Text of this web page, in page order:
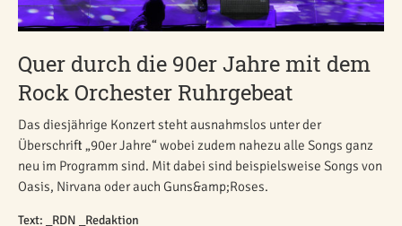
Quer durch die 90er Jahre mit dem
Rock Orchester Ruhrgebeat
Das diesjährige Konzert steht ausnahmslos unter der
Überschrift „90er Jahre“ wobei zudem nahezu alle Songs ganz
neu im Programm sind. Mit dabei sind beispielsweise Songs von
Oasis, Nirvana oder auch Guns&amp;Roses.
Text: _RDN _Redaktion